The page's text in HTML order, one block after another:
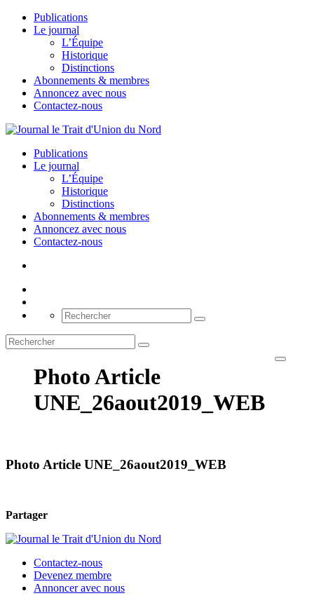
Publications
Le journal
L’Équipe
Historique
Distinctions
Abonnements & membres
Annoncez avec nous
Contactez-nous
Publications
Le journal
L’Équipe
Historique
Distinctions
Abonnements & membres
Annoncez avec nous
Contactez-nous
Photo Article
UNE_26aout2019_WEB
Photo Article UNE_26aout2019_WEB
Partager
Contactez-nous
Devenez membre
Annoncer avec nous